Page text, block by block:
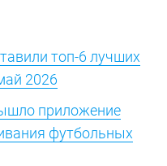
топ-6 лучших
2026
приложение
футбольных